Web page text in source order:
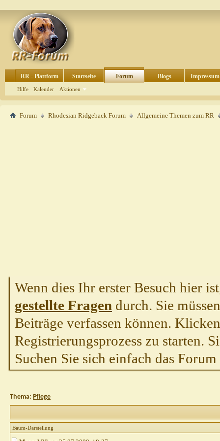
RR - Plattform Startseite Forum
Hilfe Kalender Aktionen
Blogs Impressum
Forum Rhodesian Ridgeback Forum Allgemeine Themen zum RR
Wenn dies Ihr erster Besuch hier
gestellte Fragen durch. Sie
Beiträge verfassen können.
Registrierungsprozess zu starten.
Suchen Sie sich einfach das
Thema: Pflege
Baum-Darstellung